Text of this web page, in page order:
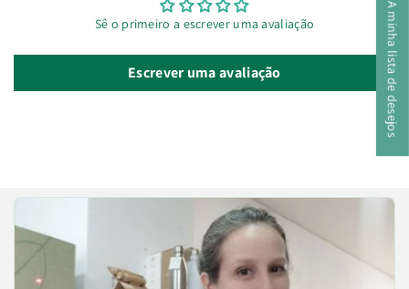
Sê o primeiro a escrever uma avaliação
Escrever uma avaliação A minha lista de desejos